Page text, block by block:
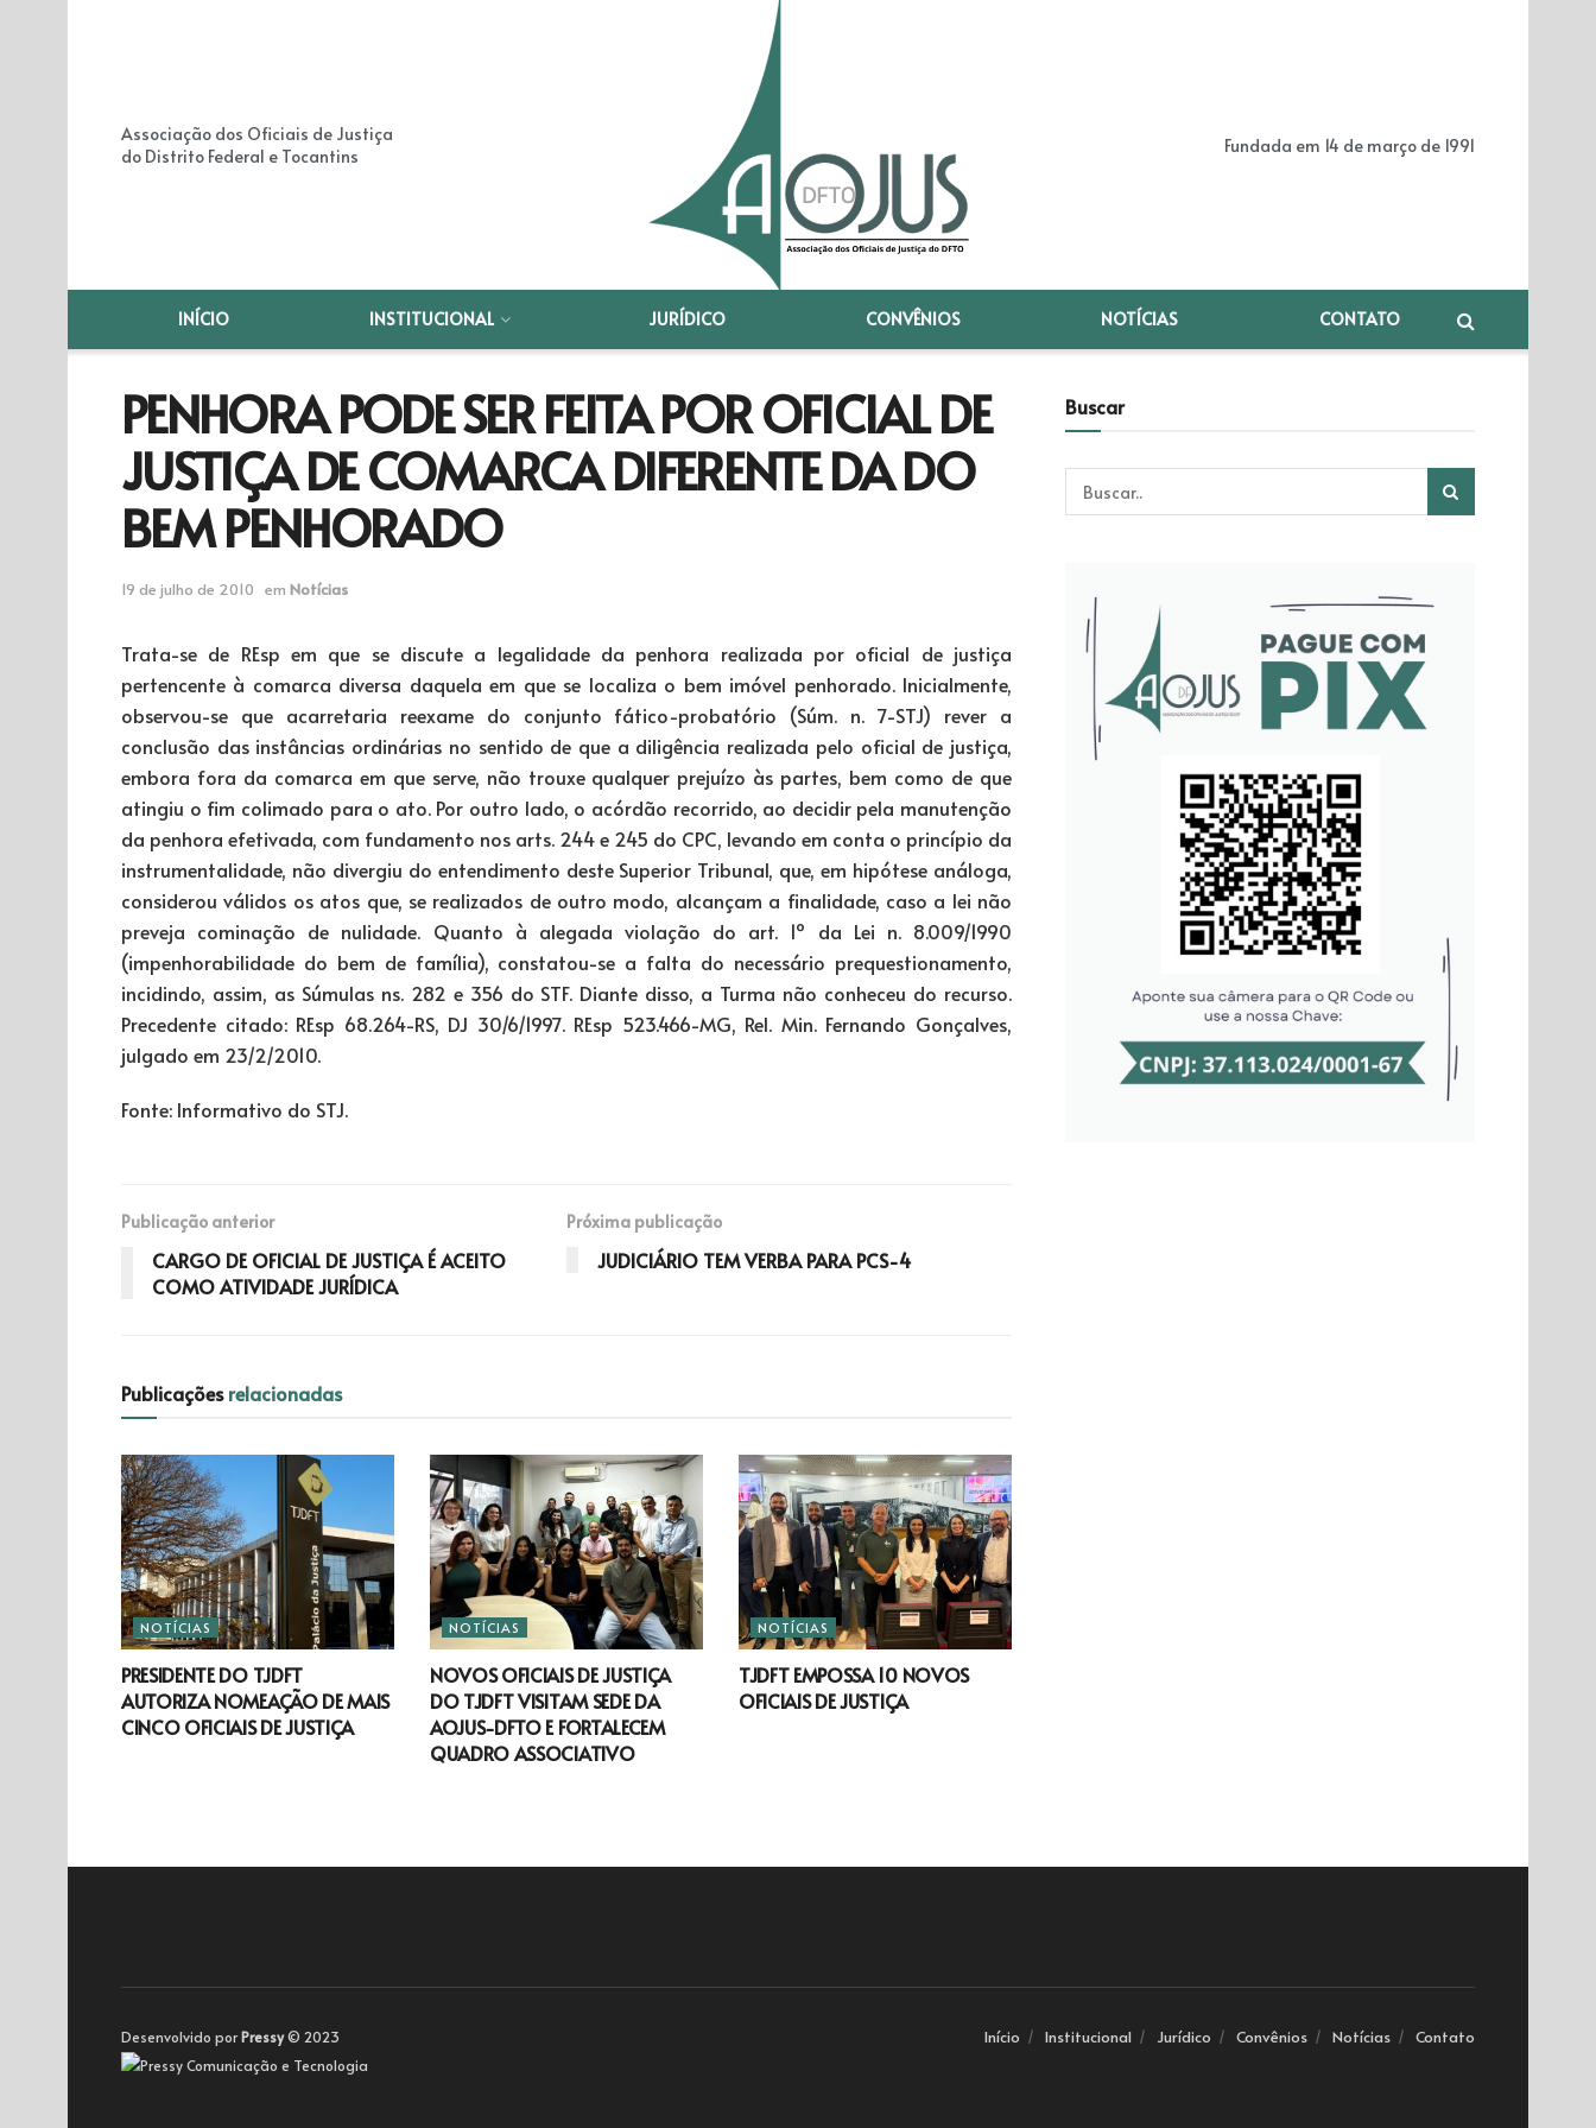
Associação dos Oficiais de Justiça
do Distrito Federal e Tocantins
Fundada em 14 de março de 1991
INÍCIO INSTITUCIONAL JURÍDICO CONVÊNIOS NOTÍCIAS CONTATO
PENHORA PODE SER FEITA POR OFICIAL DE
JUSTIÇA DE COMARCA DIFERENTE DA DO
BEM PENHORADO
19 de julho de 2010 em Notícias
Trata-se de REsp em que se discute a legalidade da penhora realizada por oficial de justiça
pertencente à comarca diversa daquela em que se localiza o bem imóvel penhorado. Inicialmente,
observou-se que acarretaria reexame do conjunto fático-probatório (Súm. n. 7-STJ) rever a
conclusão das instâncias ordinárias no sentido de que a diligência realizada pelo oficial de justiça,
embora fora da comarca em que serve, não trouxe qualquer prejuízo às partes, bem como de que
atingiu o fim colimado para o ato. Por outro lado, o acórdão recorrido, ao decidir pela manutenção
da penhora efetivada, com fundamento nos arts. 244 e 245 do CPC, levando em conta o princípio da
instrumentalidade, não divergiu do entendimento deste Superior Tribunal, que, em hipótese análoga,
considerou válidos os atos que, se realizados de outro modo, alcançam a finalidade, caso a lei não
preveja cominação de nulidade. Quanto à alegada violação do art. 1º da Lei n. 8.009/1990
(impenhorabilidade do bem de família), constatou-se a falta do necessário prequestionamento,
incidindo, assim, as Súmulas ns. 282 e 356 do STF. Diante disso, a Turma não conheceu do recurso.
Precedente citado: REsp 68.264-RS, DJ 30/6/1997. REsp 523.466-MG, Rel. Min. Fernando Gonçalves,
julgado em 23/2/2010.
Fonte: Informativo do STJ.
Publicação anterior
CARGO DE OFICIAL DE JUSTIÇA É ACEITO
COMO ATIVIDADE JURÍDICA
Próxima publicação
JUDICIÁRIO TEM VERBA PARA PCS-4
Publicaçõesrelacionadas
NOTÍCIAS
PRESIDENTE DO TJDFT
AUTORIZA NOMEAÇÃO DE MAIS
CINCO OFICIAIS DE JUSTIÇA
NOTÍCIAS
NOVOS OFICIAIS DE JUSTIÇA
DO TJDFT VISITAM SEDE DA
AOJUS-DFTO E FORTALECEM
QUADRO ASSOCIATIVO
NOTÍCIAS
TJDFT EMPOSSA 10 NOVOS
OFICIAIS DE JUSTIÇA
Buscar
Início Institucional Jurídico Convênios Notícias Contato
Desenvolvido porPressy© 2023